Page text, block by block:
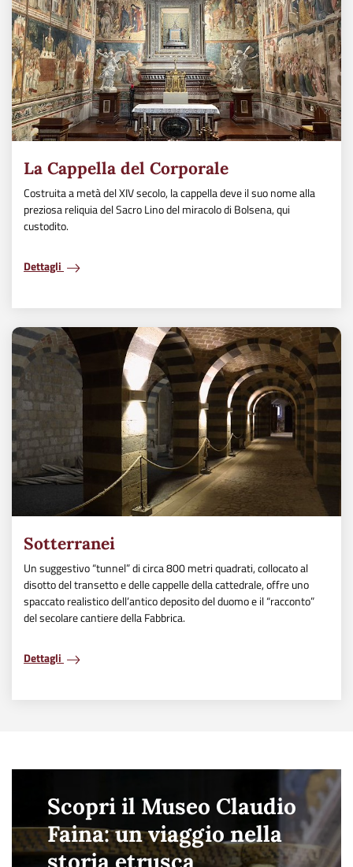
La Cappella del Corporale
Costruita a metà del XIV secolo, la cappella deve il suo nome alla
preziosa reliquia del Sacro Lino del miracolo di Bolsena, qui
custodito.
Dettagli
Sotterranei
Un suggestivo “tunnel” di circa 800 metri quadrati, collocato al
disotto del transetto e delle cappelle della cattedrale, offre uno
spaccato realistico dell’antico deposito del duomo e il “racconto”
del secolare cantiere della Fabbrica.
Dettagli
Scopri il Museo Claudio
Faina: un viaggio nella
storia etrusca